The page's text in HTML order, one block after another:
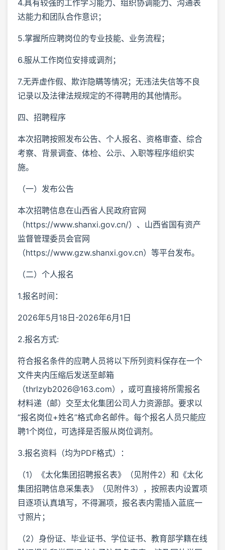
4.具有较强的工作学习能力、组织协调能力、沟通表
达能力和团队合作意识；
5.掌握所应聘岗位的专业技能、业务流程；
6.服从工作岗位安排或调剂；
7.无弄虚作假、欺诈隐瞒等情况；无违法失信等不良
记录以及法律法规规定的不得聘用的其他情形。
四、招聘程序
本次招聘按照发布公告、个人报名、资格审查、综合
考察、背景调查、体检、公示、入职等程序组织实
施。
（一）发布公告
本次招聘信息在山西省人民政府官网
（https://www.shanxi.gov.cn/）、山西省国有资产
监督管理委员会官网
（https://www.gzw.shanxi.gov.cn）等平台发布。
（二）个人报名
1.报名时间：
2026年5月18日-2026年6月1日
2.报名方式:
符合报名条件的应聘人员将以下所列资料保存在一个
文件夹内压缩后发送至邮箱
（thrlzyb2026@163.com），或可直接将所需报名
材料递（邮）交至太化集团公司人力资源部。要求以
“报名岗位+姓名”格式命名邮件。每个报名人员只能应
聘1个岗位，可选择是否服从岗位调剂。
3.报名资料（均为PDF格式）：
（1）《太化集团招聘报名表》（见附件2）和《太化
集团招聘信息采集表》（见附件3），按照表内设置项
目逐项认真填写，不得漏项，报名表内需插入蓝底一
寸照片；
（2）身份证、毕业证书、学位证书、教育部学籍在线